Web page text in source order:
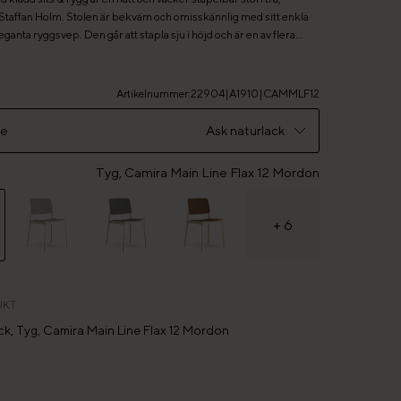
Holm. Stolen är bekväm och omisskännlig med sitt enkla
ryggsvep. Den går att stapla sju i höjd och är en av flera
Grace. Med sin enkelhet och funktion passar den lika bra i
Sits och rygg går att få klädd i tyg eller läder och kan fås avtagbar
är försedd med friktionstassar. Ljudabsorbent under sits
Artikelnummer:22904|A1910|CAMMLF12
Ask naturlack
Tyg, Camira Main Line Flax 12 Mordon
+ 6
Tyg, Camira Main Line Flax 12 Mordon